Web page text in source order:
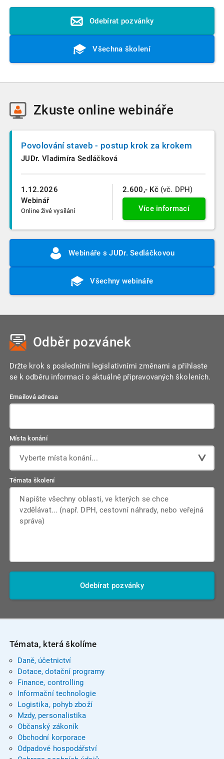
Odebírat pozvánky
Všechna školení
Zkuste online webináře
1.12.2026
Webinář
Online živé vysílání
Povolování staveb - postup krok za krokem
JUDr. Vladimíra Sedláčková
2.600,- Kč (vč. DPH)
Více informací
Webináře s JUDr. Sedláčkovou
Všechny webináře
Odběr pozvánek
Držte krok s posledními legislativními změnami a přihlaste
se k odběru informací o aktuálně připravovaných školeních.
Emailová adresa
Místa konání
Vyberte místa konání...
Témata školení
Odebírat pozvánky
Témata, která školíme
Daně, účetnictví
Dotace, dotační programy
Finance, controlling
Informační technologie
Logistika, pohyb zboží
Mzdy, personalistika
Občanský zákoník
Obchodní korporace
Odpadové hospodářství